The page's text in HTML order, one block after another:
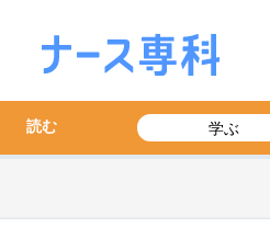
読む 学ぶ